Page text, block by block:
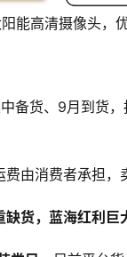
能高清摄像头，
备货、9月到货
费由消费者承担
缺货，蓝海红利巨